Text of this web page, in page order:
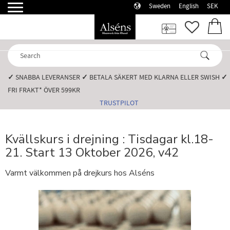
Sweden English SEK
✓ SNABBA LEVERANSER️ ✓ BETALA SÄKERT MED KLARNA ELLER SWISH️ ✓
FRI FRAKT* ÖVER 599KR️
TRUSTPILOT
Kvällskurs i drejning : Tisdagar kl.18-
21. Start 13 Oktober 2026, v42
Varmt välkommen på drejkurs hos Alséns